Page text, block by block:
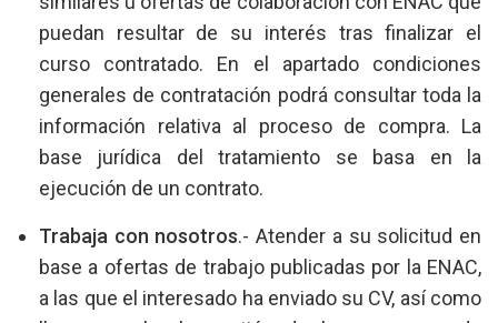
puedan resultar de su interés tras finalizar el
curso contratado. En el apartado condiciones
generales de contratación podrá consultar toda la
información relativa al proceso de compra. La
base jurídica del tratamiento se basa en la
ejecución de un contrato.
Trabaja con nosotros.- Atender a su solicitud en
base a ofertas de trabajo publicadas por la ENAC,
a las que el interesado ha enviado su CV, así como